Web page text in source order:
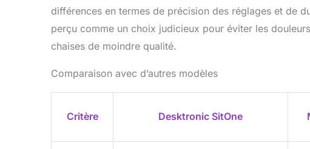
différences en termes de précision des réglages et de
perçu comme un choix judicieux pour éviter les
chaises de moindre qualité.
Comparaison avec d’autres modèles
Critère Desktronic SitOne